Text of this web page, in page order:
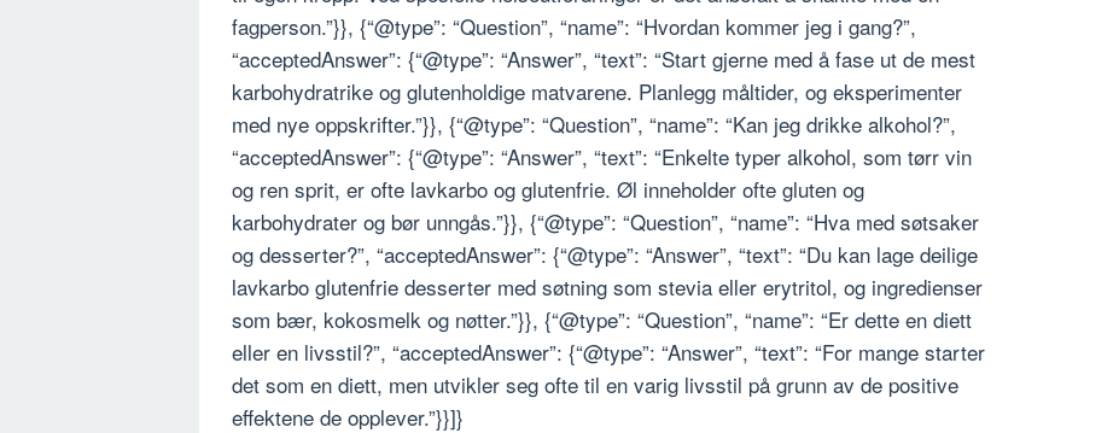
fagperson.”}}, {“@type”: “Question”, “name”: “Hvordan kommer jeg i gang?”,
“acceptedAnswer”: {“@type”: “Answer”, “text”: “Start gjerne med å fase ut de mest
karbohydratrike og glutenholdige matvarene. Planlegg måltider, og eksperimenter
med nye oppskrifter.”}}, {“@type”: “Question”, “name”: “Kan jeg drikke alkohol?”,
“acceptedAnswer”: {“@type”: “Answer”, “text”: “Enkelte typer alkohol, som tørr vin
og ren sprit, er ofte lavkarbo og glutenfrie. Øl inneholder ofte gluten og
karbohydrater og bør unngås.”}}, {“@type”: “Question”, “name”: “Hva med søtsaker
og desserter?”, “acceptedAnswer”: {“@type”: “Answer”, “text”: “Du kan lage deilige
lavkarbo glutenfrie desserter med søtning som stevia eller erytritol, og ingredienser
som bær, kokosmelk og nøtter.”}}, {“@type”: “Question”, “name”: “Er dette en diett
eller en livsstil?”, “acceptedAnswer”: {“@type”: “Answer”, “text”: “For mange starter
det som en diett, men utvikler seg ofte til en varig livsstil på grunn av de positive
effektene de opplever.”}}]}